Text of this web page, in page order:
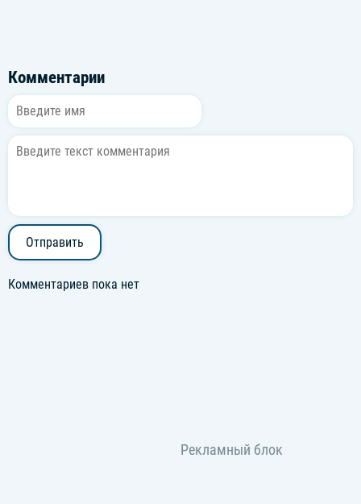
Комментарии
Отправить
Комментариев пока нет